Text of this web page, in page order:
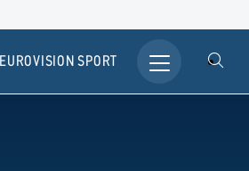
ΕUROVISION SPORT